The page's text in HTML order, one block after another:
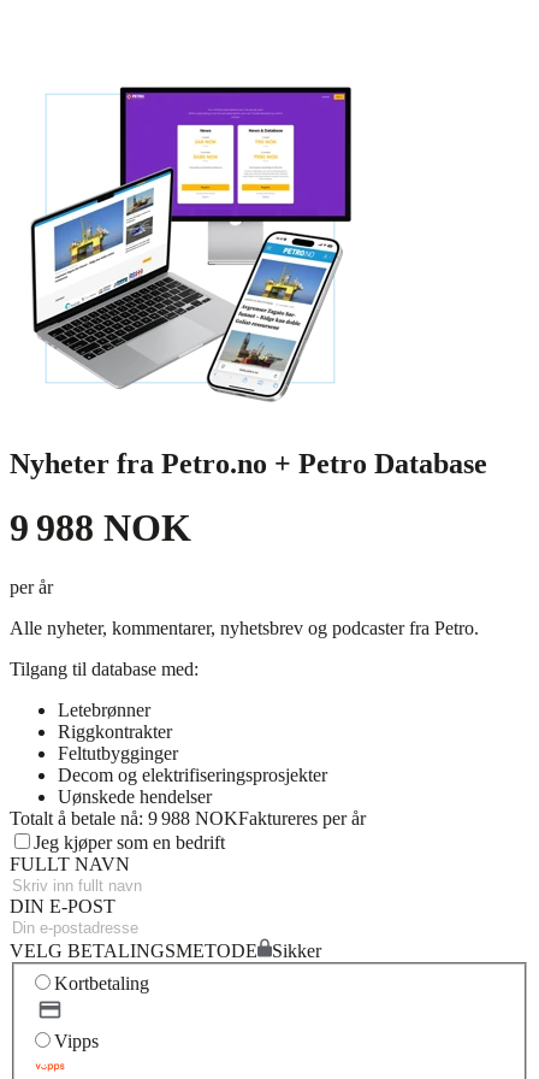
Nyheter fra Petro.no + Petro Database
9 988 NOK
per år
Alle nyheter, kommentarer, nyhetsbrev og podcaster fra Petro.
Tilgang til database med:
Letebrønner
Riggkontrakter
Feltutbygginger
Decom og elektrifiseringsprosjekter
Uønskede hendelser
Totalt å betale nå: 9 988 NOKFaktureres per år
Jeg kjøper som en bedrift
FULLT NAVN
DIN E-POST
VELG BETALINGSMETODE
Sikker
Kortbetaling
Vipps